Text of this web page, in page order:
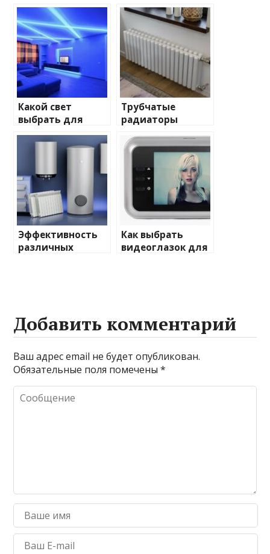
Какой свет
выбрать для
домашнего
освещения
Трубчатые
радиаторы
отопления: виды
и характеристики
Эффективность
различных
Как выбрать
видеоглазок для
Добавить комментарий
Ваш адрес email не будет опубликован.
Обязательные поля помечены*